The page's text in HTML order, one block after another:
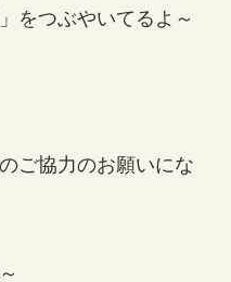
をつぶやいてるよ～
ご協力のお願いにな